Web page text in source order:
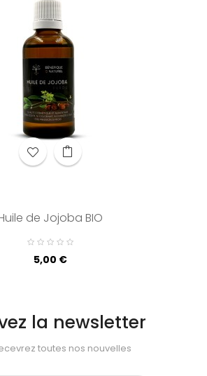
de Jojoba BIO
Prix
5,00 €
la newsletter
toutes nos nouvelles